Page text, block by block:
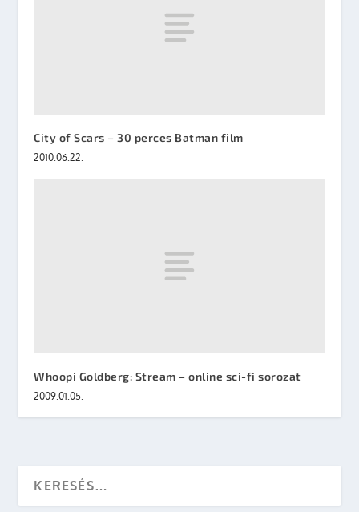
City of Scars – 30 perces Batman film
2010.06.22.
Whoopi Goldberg: Stream – online sci-fi sorozat
2009.01.05.